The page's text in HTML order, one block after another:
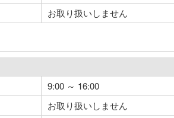
お取り扱いしません
9:00 ～ 16:00
お取り扱いしません